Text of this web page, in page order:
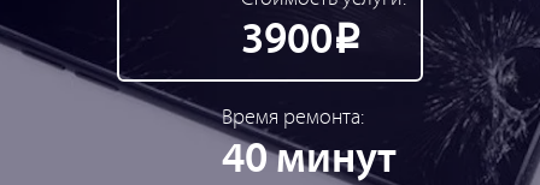
3900Р
Время ремонта:
40 минут